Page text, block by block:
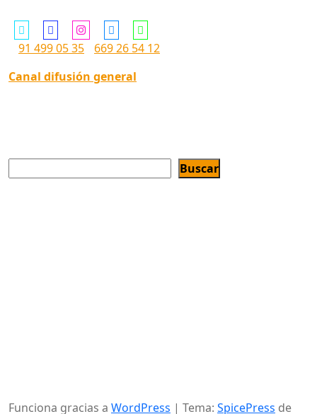
91 499 05 35
669 26 54 12
Canal difusión general
Buscar
Funciona gracias a WordPress | Tema: SpicePress de